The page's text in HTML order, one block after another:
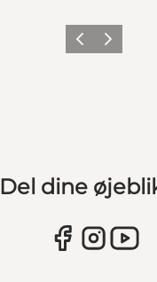
ForrigeNæste
Del dine